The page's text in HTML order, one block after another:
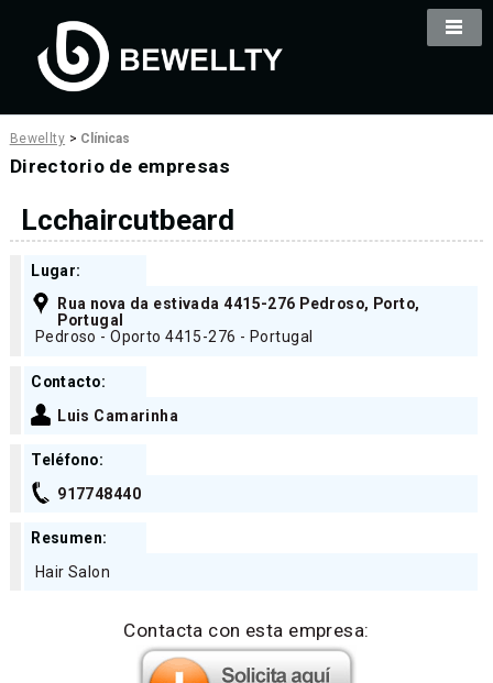
Bewellty > Clínicas
Directorio de empresas
Lcchaircutbeard
Lugar:
Rua nova da estivada 4415-276 Pedroso, Porto,
Portugal
Pedroso - Oporto 4415-276 - Portugal
Contacto:
Luis Camarinha
Teléfono:
917748440
Resumen:
Hair Salon
Contacta con esta empresa: